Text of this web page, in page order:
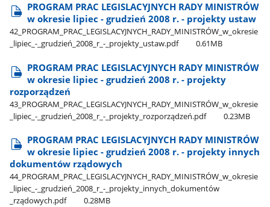
PROGRAM PRAC LEGISLACYJNYCH RADY MINISTRÓW
w okresie lipiec - grudzień 2008 r. - projekty ustaw
42​_PROGRAM​_PRAC​_LEGISLACYJNYCH​_RADY​_MINISTRÓW​_w​_okresie​
_lipiec​_-​_grudzień​_2008​_r​_-​_projekty​_ustaw.pdf
0.61MB
PROGRAM PRAC LEGISLACYJNYCH RADY MINISTRÓW
w okresie lipiec - grudzień 2008 r. - projekty
rozporządzeń
43​_PROGRAM​_PRAC​_LEGISLACYJNYCH​_RADY​_MINISTRÓW​_w​_okresie​
_lipiec​_-​_grudzień​_2008​_r​_-​_projekty​_rozporządzeń.pdf
0.23MB
PROGRAM PRAC LEGISLACYJNYCH RADY MINISTRÓW
w okresie lipiec - grudzień 2008 r. - projekty innych
dokumentów rządowych
44​_PROGRAM​_PRAC​_LEGISLACYJNYCH​_RADY​_MINISTRÓW​_w​_okresie​
_lipiec​_-​_grudzień​_2008​_r​_-​_projekty​_innych​_dokumentów​
_rządowych.pdf
0.28MB